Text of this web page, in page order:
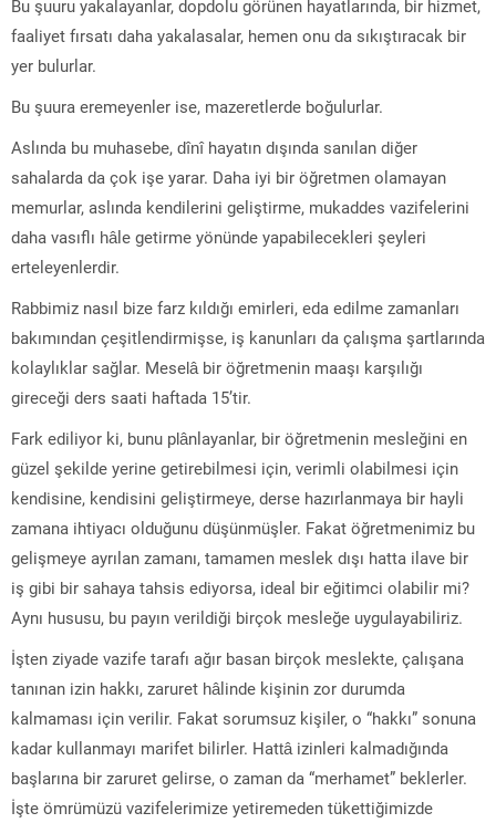
Bu şuuru yakalayanlar, dopdolu görünen hayatlarında, bir hizmet,
faaliyet fırsatı daha yakalasalar, hemen onu da sıkıştıracak bir
yer bulurlar.
Bu şuura eremeyenler ise, mazeretlerde boğulurlar.
Aslında bu muhasebe, dînî hayatın dışında sanılan diğer
sahalarda da çok işe yarar. Daha iyi bir öğretmen olamayan
memurlar, aslında kendilerini geliştirme, mukaddes vazifelerini
daha vasıflı hâle getirme yönünde yapabilecekleri şeyleri
erteleyenlerdir.
Rabbimiz nasıl bize farz kıldığı emirleri, eda edilme zamanları
bakımından çeşitlendirmişse, iş kanunları da çalışma şartlarında
kolaylıklar sağlar. Meselâ bir öğretmenin maaşı karşılığı
gireceği ders saati haftada 15’tir.
Fark ediliyor ki, bunu plânlayanlar, bir öğretmenin mesleğini en
güzel şekilde yerine getirebilmesi için, verimli olabilmesi için
kendisine, kendisini geliştirmeye, derse hazırlanmaya bir hayli
zamana ihtiyacı olduğunu düşünmüşler. Fakat öğretmenimiz bu
gelişmeye ayrılan zamanı, tamamen meslek dışı hatta ilave bir
iş gibi bir sahaya tahsis ediyorsa, ideal bir eğitimci olabilir mi?
Aynı hususu, bu payın verildiği birçok mesleğe uygulayabiliriz.
İşten ziyade vazife tarafı ağır basan birçok meslekte, çalışana
tanınan izin hakkı, zaruret hâlinde kişinin zor durumda
kalmaması için verilir. Fakat sorumsuz kişiler, o “hakkı” sonuna
kadar kullanmayı marifet bilirler. Hattâ izinleri kalmadığında
başlarına bir zaruret gelirse, o zaman da “merhamet” beklerler.
İşte ömrümüzü vazifelerimize yetiremeden tükettiğimizde